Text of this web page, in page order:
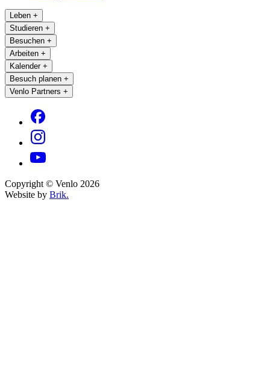
Leben +
Studieren +
Besuchen +
Arbeiten +
Kalender +
Besuch planen +
Venlo Partners +
Copyright © Venlo 2026
Website by Brik.